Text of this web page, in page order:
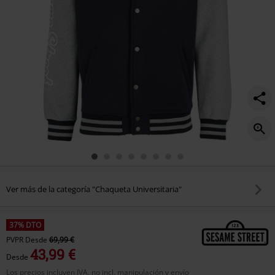
Ver más de la categoría "Chaqueta Universitaria"
37% DTO
PVPR Desde 69,99 €
Desde 43,99 €
Los precios incluyen IVA, no incl. manipulación y envío